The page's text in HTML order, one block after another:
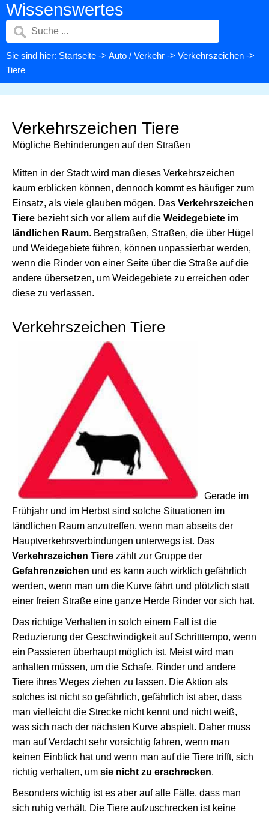
Wissenswertes
Sie sind hier: Startseite -> Auto / Verkehr -> Verkehrszeichen ->
Tiere
Verkehrszeichen Tiere
Mögliche Behinderungen auf den Straßen
Mitten in der Stadt wird man dieses Verkehrszeichen
kaum erblicken können, dennoch kommt es häufiger zum
Einsatz, als viele glauben mögen. Das Verkehrszeichen
Tiere bezieht sich vor allem auf die Weidegebiete im
ländlichen Raum. Bergstraßen, Straßen, die über Hügel
und Weidegebiete führen, können unpassierbar werden,
wenn die Rinder von einer Seite über die Straße auf die
andere übersetzen, um Weidegebiete zu erreichen oder
diese zu verlassen.
Verkehrszeichen Tiere
Gerade im
Frühjahr und im Herbst sind solche Situationen im
ländlichen Raum anzutreffen, wenn man abseits der
Hauptverkehrsverbindungen unterwegs ist. Das
Verkehrszeichen Tiere zählt zur Gruppe der
Gefahrenzeichen und es kann auch wirklich gefährlich
werden, wenn man um die Kurve fährt und plötzlich statt
einer freien Straße eine ganze Herde Rinder vor sich hat.
Das richtige Verhalten in solch einem Fall ist die
Reduzierung der Geschwindigkeit auf Schritttempo, wenn
ein Passieren überhaupt möglich ist. Meist wird man
anhalten müssen, um die Schafe, Rinder und andere
Tiere ihres Weges ziehen zu lassen. Die Aktion als
solches ist nicht so gefährlich, gefährlich ist aber, dass
man vielleicht die Strecke nicht kennt und nicht weiß,
was sich nach der nächsten Kurve abspielt. Daher muss
man auf Verdacht sehr vorsichtig fahren, wenn man
keinen Einblick hat und wenn man auf die Tiere trifft, sich
richtig verhalten, um sie nicht zu erschrecken.
Besonders wichtig ist es aber auf alle Fälle, dass man
sich ruhig verhält. Die Tiere aufzuschrecken ist keine